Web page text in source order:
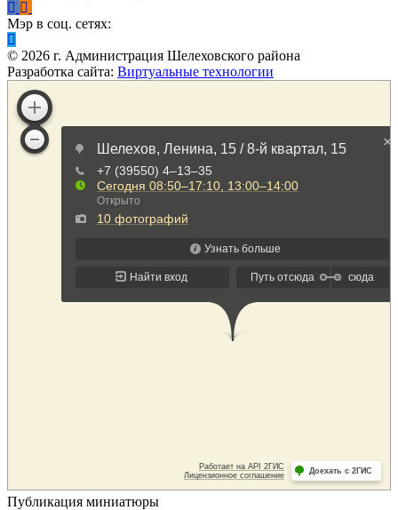
Мэр в соц. сетях:
© 2026 г. Администрация Шелеховского района
Разработка сайта: Виртуальные технологии
Публикация миниатюры